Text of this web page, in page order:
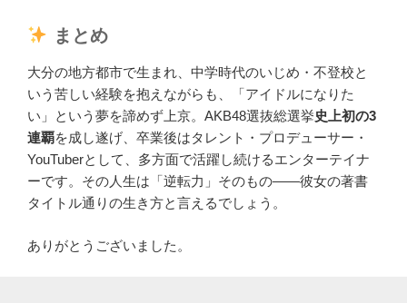
まとめ
大分の地方都市で生まれ、中学時代のいじめ・不登校と
いう苦しい経験を抱えながらも、「アイドルになりた
い」という夢を諦めず上京。AKB48選抜総選挙史上初の3
連覇を成し遂げ、卒業後はタレント・プロデューサー・
YouTuberとして、多方面で活躍し続けるエンターテイナ
ーです。その人生は「逆転力」そのもの——彼女の著書
タイトル通りの生き方と言えるでしょう。
ありがとうございました。